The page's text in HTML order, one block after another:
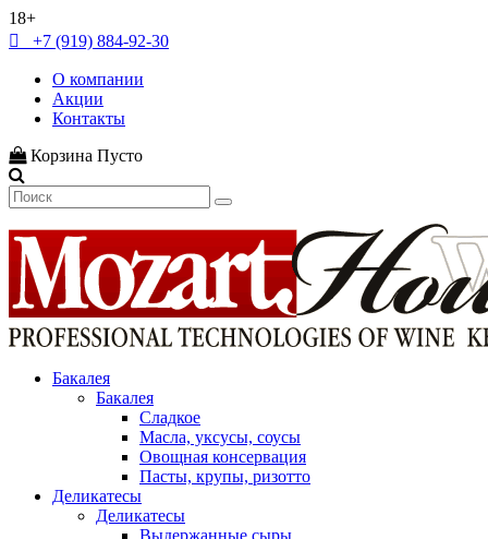
18+
+7 (919) 884-92-30
О компании
Акции
Контакты
Корзина Пусто
Бакалея
Бакалея
Сладкое
Масла, уксусы, соусы
Овощная консервация
Пасты, крупы, ризотто
Деликатесы
Деликатесы
Выдержанные сыры